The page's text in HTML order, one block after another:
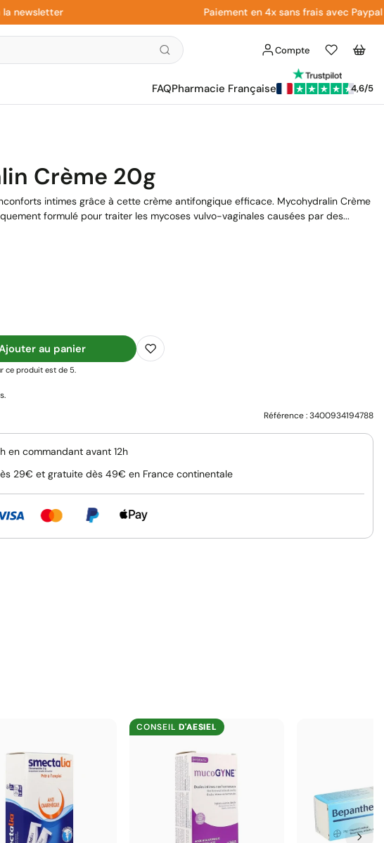
Paiement en 4x sans frais avec Paypal
Compte
Liste
d'envies
Panier
FAQPharmacie Française 4,6/5
Crème 20g
intimes grâce à cette crème antifongique efficace. Mycohydralin Crème
formulé pour traiter les mycoses vulvo-vaginales causées par des...
au panier
ce produit est de 5.
Référence :3400934194788
en commandant avant 12h
29€ et gratuite dès 49€ en France continentale
CONSEILD'AESIEL